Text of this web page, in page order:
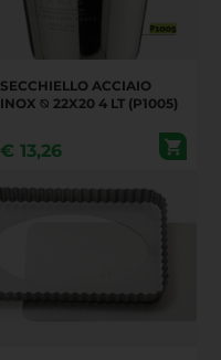
SECCHIELLO ACCIAIO
INOX ⦰ 22X20 4 LT (P1005)
€ 13,26